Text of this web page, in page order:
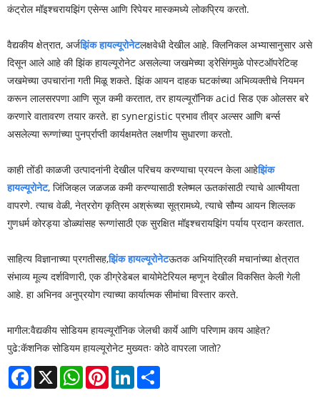
कंट्रोल मॉइश्चरायझिंग एसेन्स आणि रिपेयर मास्कमध्ये लोकप्रिय करतो.
वैद्यकीय क्षेत्रात, अर्जझिंक हायल्यूरोनेटलक्षवेधी देखील आहे. क्लिनिकल अभ्यासानुसार असे
दिसून आले आहे की झिंक हायल्यूरोनेट असलेल्या जखमेच्या ड्रेसिंगमुळे पोस्टऑपरेटिव्ह
जखमेच्या उपचारांना गती मिळू शकते. झिंक आयन दाहक घटकांच्या अभिव्यक्तीचे नियमन
करून लालसरपणा आणि सूज कमी करतात, तर हायल्यूरॉनिक acid सिड एक ओलसर बरे
करणारे वातावरण तयार करते. हा synergistic प्रभाव तीव्र अल्सर आणि बर्न्स
असलेल्या रूग्णांच्या पुनर्प्राप्ती कार्यक्षमतेत लक्षणीय सुधारणा करतो.
काही तोंडी काळजी उत्पादनांनी देखील परिचय करण्याचा प्रयत्न केला आहेझिंक
हायल्यूरोनेट, जिंजिव्हल जळजळ कमी करण्यासाठी श्लेष्मल ऊतकांसाठी त्याचे आत्मीयता
वापरणे. त्याच वेळी, नेत्ररोग कृत्रिम अश्रूंच्या सूत्रामध्ये, त्याचे सौम्य आयन शिल्लक
गुणधर्म कोरड्या डोळ्यांसह रूग्णांसाठी एक सुरक्षित मॉइश्चरायझिंग पर्याय प्रदान करतात.
साहित्य विज्ञानाच्या प्रगतीसह,झिंक हायल्यूरोनेटऊतक अभियांत्रिकी मचानांच्या क्षेत्रात
संभाव्य मूल्य दर्शविणारी, एक डीग्रेडेबल बायोमेटेरियल म्हणून देखील विकसित केली गेली
आहे. हा अभिनव अनुप्रयोग त्याच्या कार्यात्मक सीमांचा विस्तार करते.
मागील:वैद्यकीय सोडियम हायल्यूरॉनिक जेलची कार्ये आणि परिणाम काय आहेत?
पुढे:कॅशनिक सोडियम हायल्यूरोनेट मुख्यतः कोठे वापरला जातो?
Facebook
X WhatsAppPinterestLinkedIn